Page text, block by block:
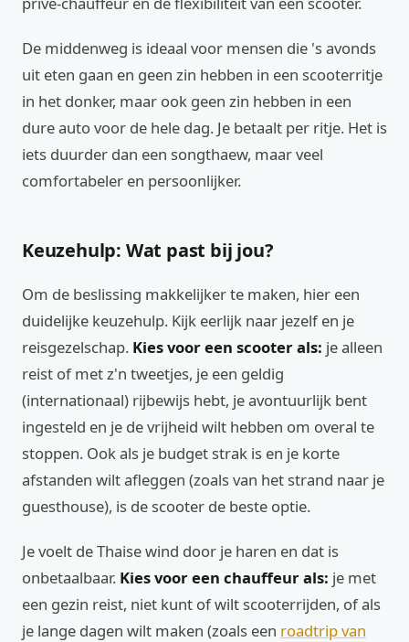
De middenweg is ideaal voor mensen die 's avonds
uit eten gaan en geen zin hebben in een scooterritje
in het donker, maar ook geen zin hebben in een
dure auto voor de hele dag. Je betaalt per ritje. Het is
iets duurder dan een songthaew, maar veel
comfortabeler en persoonlijker.
Keuzehulp: Wat past bij jou?
Om de beslissing makkelijker te maken, hier een
duidelijke keuzehulp. Kijk eerlijk naar jezelf en je
reisgezelschap. Kies voor een scooter als: je alleen
reist of met z'n tweetjes, je een geldig
(internationaal) rijbewijs hebt, je avontuurlijk bent
ingesteld en je de vrijheid wilt hebben om overal te
stoppen. Ook als je budget strak is en je korte
afstanden wilt afleggen (zoals van het strand naar je
guesthouse), is de scooter de beste optie.
Je voelt de Thaise wind door je haren en dat is
onbetaalbaar. Kies voor een chauffeur als: je met
een gezin reist, niet kunt of wilt scooterrijden, of als
je lange dagen wilt maken (zoals een roadtrip van